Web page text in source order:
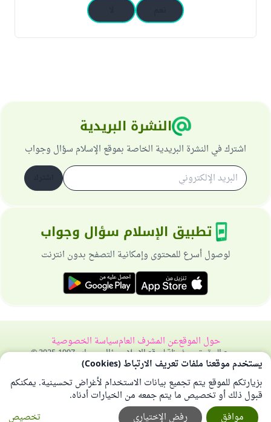
النشرة البريدية
اشترك في النشرة البريدية الخاصة بموقع الإسلام سؤال وجواب
تطبيق الإسلام سؤال وجواب
لوصول أسرع للمحتوى وإمكانية التصفح بدون انترنت
حول الموقععن المشرف العامسياسة الخصوصية
جميع الحقوق محفوظة لموقع الإسلام سؤال وجواب 1997-2025 ©
يستخدم موقعنا ملفات تعريف الارتباط (Cookies)
بزيارتكم للموقع يتم تجميع بيانات الاستخدام لأغراض تحسينية. يمكنكم
قبول ذلك أو تخصيص ما يتم جمعه من الخيارات أدناه.
تخصيص
رفض الإختياري موافق